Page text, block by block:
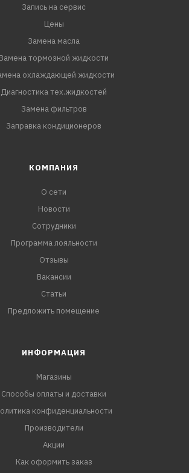
Запись на сервис
Цены
Замена масла
Замена тормозной жидкости
охлаждающей жидкости
Диагностика тех.жидкостей
Замена фильтров
Заправка кондиционеров
КОМПАНИЯ
О сети
Новости
Сотрудники
Программа лояльности
Отзывы
Вакансии
Статьи
Предложить помещение
ИНФОРМАЦИЯ
Магазины
Способы оплаты и доставки
конфиденциальности
Производители
Акции
Как оформить заказ